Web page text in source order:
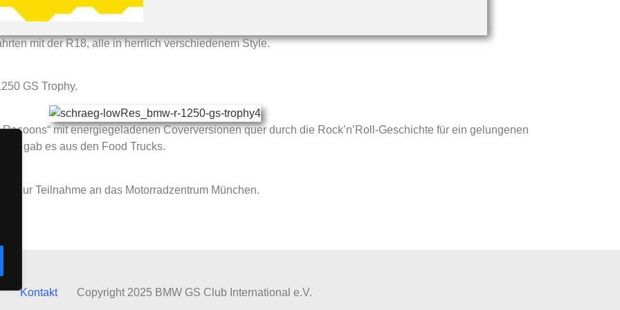
mit der R18, alle in herrlich verschiedenem Style.
GS Trophy.
mit energiegeladenen Coverversionen quer durch die Rock’n’Roll-Geschichte für ein gelungenen
gab es aus den Food Trucks.
zur Teilnahme an das Motorradzentrum München.
KontaktCopyright 2025 BMW GS Club International e.V.